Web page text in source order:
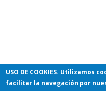
USO DE COOKIES. Utilizamos
facilitar la navegación por